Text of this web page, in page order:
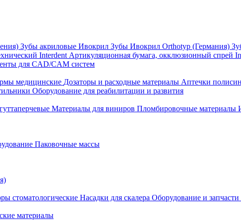
Зубы акриловые Ивокрил Зубы Ивокрил Orthotyp (Германия)
Interdent Артикуляционная бумага, окклюзионный спрей
для CAD/CAM систем
медицинские Дозаторы и расходные материалы Аптечки
Оборудование для реабилитации и развития
Материалы для виниров Пломбировочные материалы
Паковочные массы
стоматологические Насадки для скалера Оборудование и запчасти
материалы